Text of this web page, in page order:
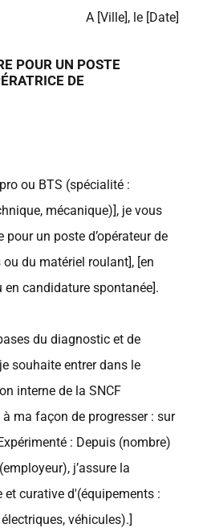
A [Ville], le [Date]
POUR UN POSTE
DE
ou BTS (spécialité :
mécanique)], je vous
un poste d’opérateur de
du matériel roulant], [en
candidature spontanée].
du diagnostic et de
souhaite entrer dans le
interne de la SNCF
ma façon de progresser : sur
: Depuis (nombre)
j’assure la
curative d'(équipements :
véhicules).]